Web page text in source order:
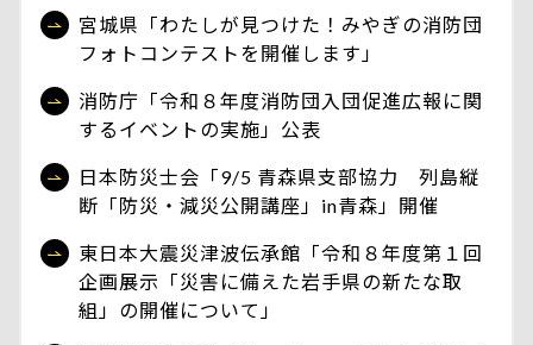
宮城県「わたしが見つけた！みやぎの消防団
フォトコンテストを開催します」
消防庁「令和８年度消防団入団促進広報に関
するイベントの実施」公表
日本防災士会「9/5 青森県支部協力 列島縦
断「防災・減災公開講座」in青森」開催
東日本大震災津波伝承館「令和８年度第１回
企画展示「災害に備えた岩手県の新たな取
組」の開催について」